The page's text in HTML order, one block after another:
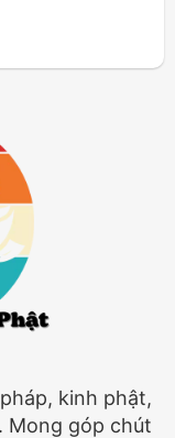
kinh phật,
Mong góp chút